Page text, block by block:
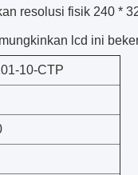
resolusi fisik 240 *
lcd ini
10-CTP